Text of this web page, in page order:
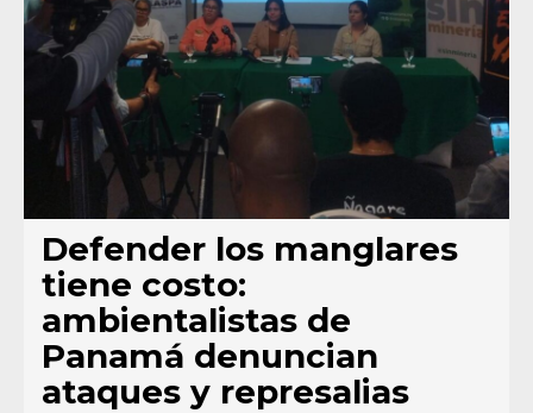
Defender los manglares
tiene costo:
ambientalistas de
Panamá denuncian
ataques y represalias